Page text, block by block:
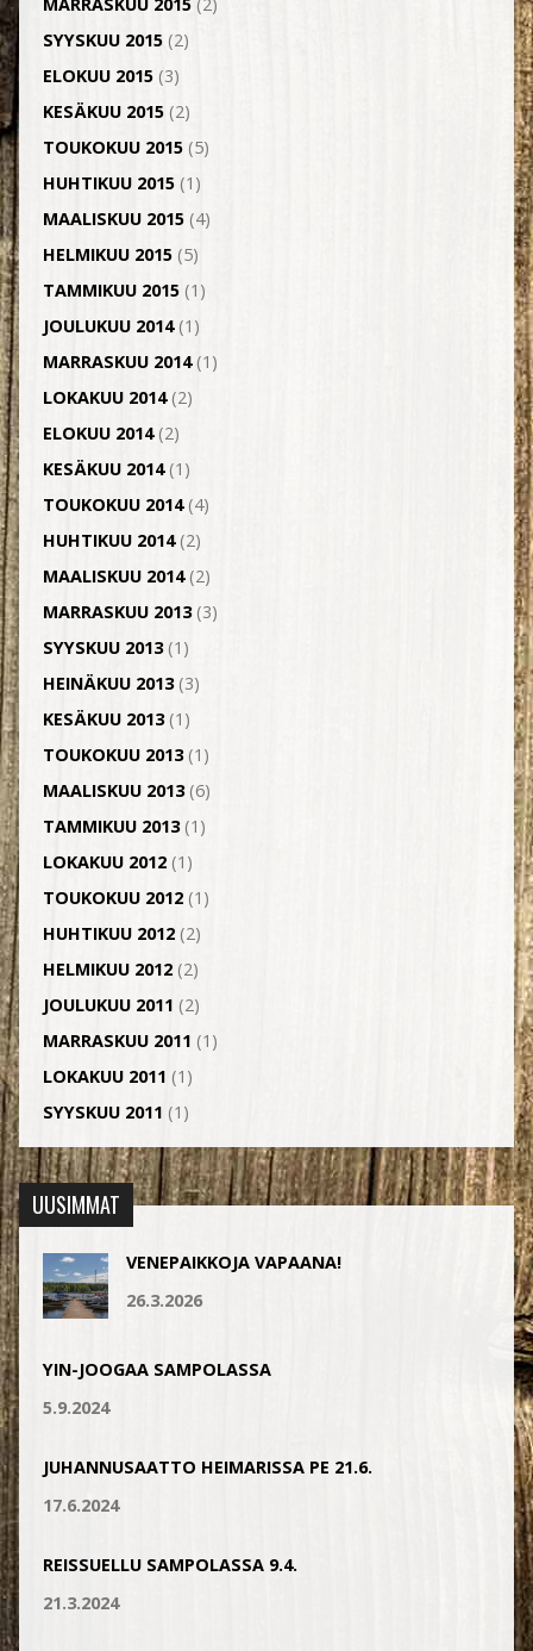
SYYSKUU 2015(2)
ELOKUU 2015(3)
KESÄKUU 2015(2)
TOUKOKUU 2015(5)
HUHTIKUU 2015(1)
MAALISKUU 2015(4)
HELMIKUU 2015(5)
TAMMIKUU 2015(1)
JOULUKUU 2014(1)
MARRASKUU 2014(1)
LOKAKUU 2014(2)
ELOKUU 2014(2)
KESÄKUU 2014(1)
TOUKOKUU 2014(4)
HUHTIKUU 2014(2)
MAALISKUU 2014(2)
MARRASKUU 2013(3)
SYYSKUU 2013(1)
HEINÄKUU 2013(3)
KESÄKUU 2013(1)
TOUKOKUU 2013(1)
MAALISKUU 2013(6)
TAMMIKUU 2013(1)
LOKAKUU 2012(1)
TOUKOKUU 2012(1)
HUHTIKUU 2012(2)
HELMIKUU 2012(2)
JOULUKUU 2011 (2)
MARRASKUU 2011 (1)
LOKAKUU 2011 (1)
SYYSKUU 2011 (1)
UUSIMMAT
VENEPAIKKOJA VAPAANA!
26.3.2026
YIN-JOOGAA SAMPOLASSA
5.9.2024
JUHANNUSAATTO HEIMARISSA PE 21.6.
17.6.2024
REISSUELLU SAMPOLASSA 9.4.
21.3.2024